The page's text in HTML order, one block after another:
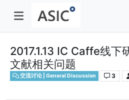
2017.1.13 IC Caffe线下
文献相关问题
交流讨论 | General Discussion 3